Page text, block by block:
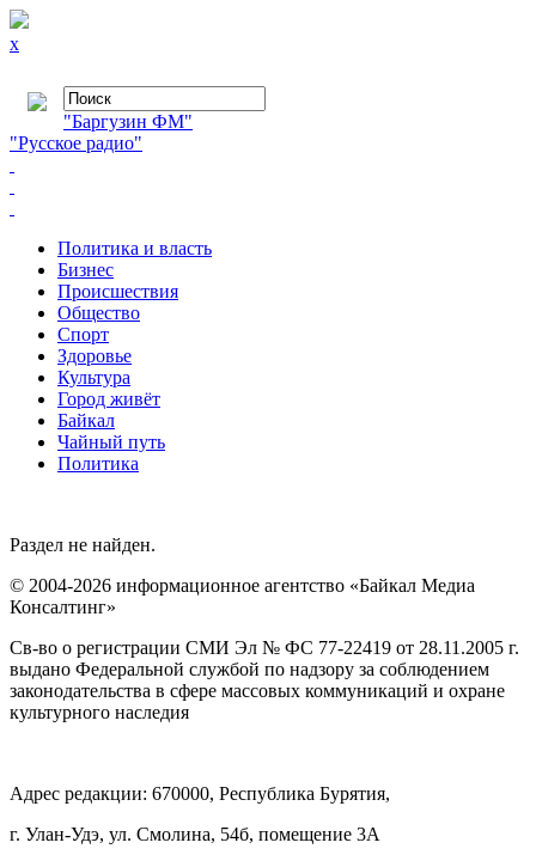
x
"Баргузин ФМ"
"Русское радио"
Политика и власть
Бизнес
Происшествия
Общество
Cпорт
Здоровье
Культура
Город живёт
Байкал
Чайный путь
Политика
Раздел не найден.
© 2004-2026 информационное агентство «Байкал Медиа
Консалтинг»
Св-во о регистрации СМИ Эл № ФС 77-22419 от 28.11.2005 г.
выдано Федеральной службой по надзору за соблюдением
законодательства в сфере массовых коммуникаций и охране
культурного наследия
Адрес редакции: 670000, Республика Бурятия,
г. Улан-Удэ, ул. Смолина, 54б, помещение 3А